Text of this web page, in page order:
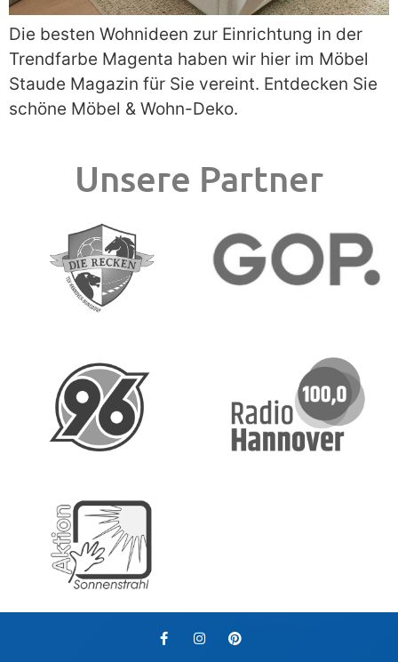
Die besten Wohnideen zur Einrichtung in der
Trendfarbe Magenta haben wir hier im Möbel
Staude Magazin für Sie vereint. Entdecken Sie
schöne Möbel & Wohn-Deko.
Unsere Partner